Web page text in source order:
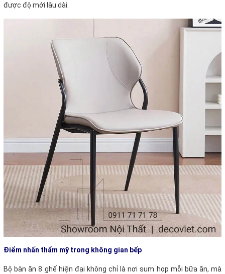
được độ mới lâu dài.
Điểm nhấn thẩm mỹ trong không gian bếp
Bộ bàn ăn 8 ghế hiện đại không chỉ là nơi sum họp mỗi bữa ăn, mà